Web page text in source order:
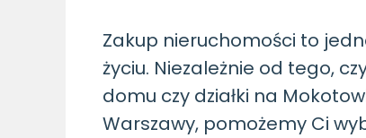
Zakup nieruchomości to
życiu. Niezależnie od tego,
domu czy działki na
Warszawy, pomożemy Ci